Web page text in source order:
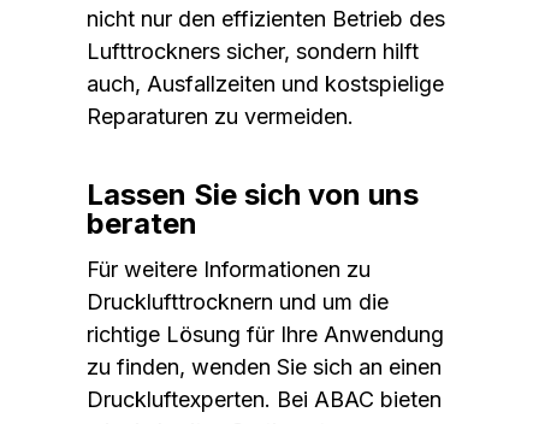
nicht nur den effizienten Betrieb des
Lufttrockners sicher, sondern hilft
auch, Ausfallzeiten und kostspielige
Reparaturen zu vermeiden.
Lassen Sie sich von uns
beraten
Für weitere Informationen zu
Drucklufttrocknern und um die
richtige Lösung für Ihre Anwendung
zu finden, wenden Sie sich an einen
Druckluftexperten. Bei ABAC bieten